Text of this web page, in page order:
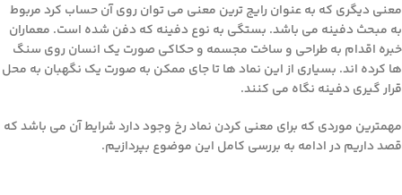
معنی دیگری که به عنوان رایج ترین معنی می توان روی آن حساب کرد مربوط
به مبحث دفینه می باشد. بستگی به نوع دفینه که دفن شده است. معماران
خبره اقدام به طراحی و ساخت مجسمه و حکاکی صورت یک انسان روی سنگ
ها کرده اند. بسیاری از این نماد ها تا جای ممکن به صورت یک نگهبان به محل
قرار گیری دفینه نگاه می کنند.
مهمترین موردی که برای معنی کردن نماد رخ وجود دارد شرایط آن می باشد که
قصد داریم در ادامه به بررسی کامل این موضوع بپردازیم.